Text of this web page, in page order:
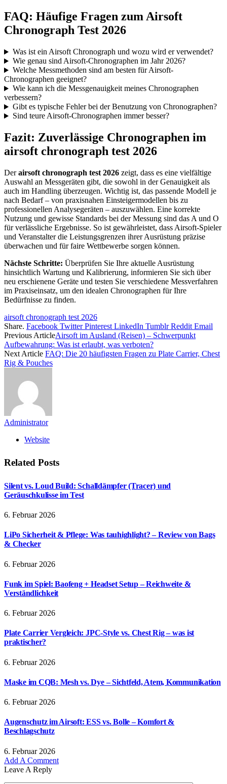
FAQ: Häufige Fragen zum Airsoft
Chronograph Test 2026
Was ist ein Airsoft Chronograph und wozu wird er verwendet?
Wie genau sind Airsoft-Chronographen im Jahr 2026?
Welche Messmethoden sind am besten für Airsoft-
Chronographen geeignet?
Wie kann ich die Messgenauigkeit meines Chronographen
verbessern?
Gibt es typische Fehler bei der Benutzung von Chronographen?
Sind teure Airsoft-Chronographen immer besser?
Fazit: Zuverlässige Chronographen im
airsoft chronograph test 2026
Derairsoft chronograph test 2026 zeigt, dass es eine vielfältige
Auswahl an Messgeräten gibt, die sowohl in der Genauigkeit als
auch im Handling überzeugen. Wichtig ist, das passende Modell je
nach Bedarf – von praxisnahen Einsteigermodellen bis zu
professionellen Analysegeräten – auszuwählen. Eine korrekte
Nutzung und gewisse Standards bei der Messung sind das A und O
für verlässliche Ergebnisse. So ist gewährleistet, dass Airsoft-Spieler
und Veranstalter die Leistungsgrenzen ihrer Ausrüstung präzise
überwachen und für faire Wettbewerbe sorgen können.
Nächste Schritte: Überprüfen Sie Ihre aktuelle Ausrüstung
hinsichtlich Wartung und Kalibrierung, informieren Sie sich über
neu erschienene Geräte und testen Sie verschiedene Messverfahren
im Praxiseinsatz, um den idealen Chronographen für Ihre
Bedürfnisse zu finden.
airsoft chronograph test 2026
Share. Facebook Twitter Pinterest LinkedIn Tumblr Reddit Email
Previous ArticleAirsoft im Ausland (Reisen) – Schwerpunkt
Aufbewahrung: Was ist erlaubt, was verboten?
Next Article FAQ: Die 20 häufigsten Fragen zu Plate Carrier, Chest
Rig & Pouches
Administrator
Website
Related Posts
Silent vs. Loud Build: Schalldämpfer (Tracer) und
Geräuschkulisse im Test
6. Februar 2026
LiPo Sicherheit & Pflege: Was tauhighlight? – Review von Bags
& Checker
6. Februar 2026
Funk im Spiel: Baofeng + Headset Setup – Reichweite &
Verständlichkeit
6. Februar 2026
Plate Carrier Vergleich: JPC-Style vs. Chest Rig – was ist
praktischer?
6. Februar 2026
Maske im CQB: Mesh vs. Dye – Sichtfeld, Atem, Kommunikation
6. Februar 2026
Augenschutz im Airsoft: ESS vs. Bolle – Komfort &
Beschlagschutz
6. Februar 2026
Add A Comment
Leave A Reply